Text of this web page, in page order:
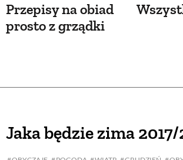
Przepisy na obiad
prosto z grządki
Jaka będzie zima 2017/